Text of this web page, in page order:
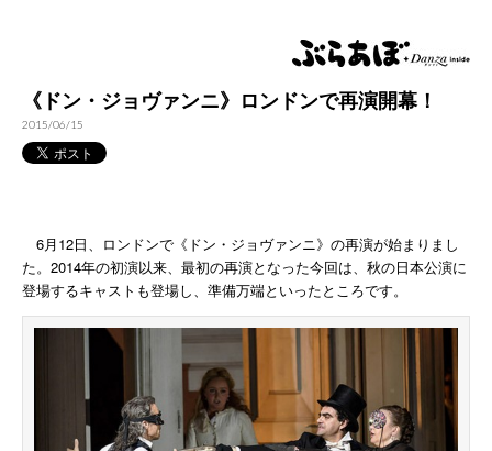
英国ロイヤル・オ
ペラ 2015年 日本
公演
《ドン・ジョヴァンニ》ロンドンで再演開幕！
2015/06/15
6月12日、ロンドンで《ドン・ジョヴァンニ》の再演が始まりまし
た。2014年の初演以来、最初の再演となった今回は、秋の日本公演に
登場するキャストも登場し、準備万端といったところです。